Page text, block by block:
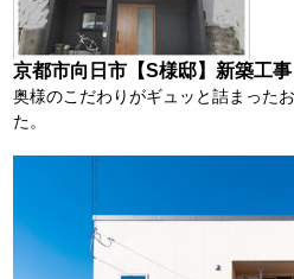
京都市向日市【S様邸】新築工事
奥様のこだわりがギュッと詰まった
た。